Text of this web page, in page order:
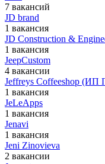
7 вакансий
JD brand
1 вакансия
JD Construction &
1 вакансия
JeepCustom
4 вакансии
Jeffreys Coffeeshop (ИП
1 вакансия
JeLeApps
1 вакансия
Jenavi
1 вакансия
Jeni Zinovieva
2 вакансии